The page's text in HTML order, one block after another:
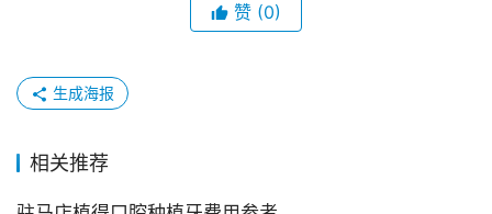
赞 (0)
生成海报
相关推荐